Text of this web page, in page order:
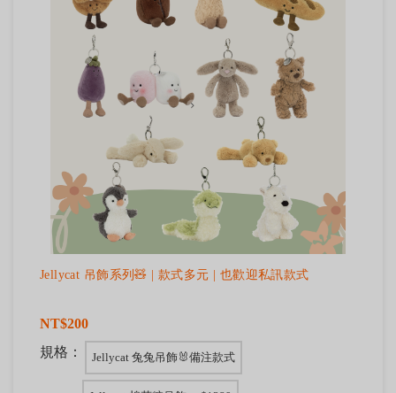
Jellycat 吊飾系列🧸 | 款式多元 | 也歡迎私訊款式
NT$200
規格：
Jellycat 兔兔吊飾🐰備注款式